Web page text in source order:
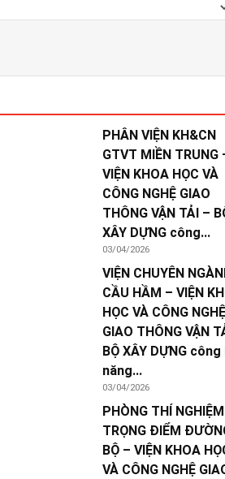
PHÂN VIỆN KH&CN
GTVT MIỀN TRUNG
VIỆN KHOA HỌC VÀ
CÔNG NGHỆ GIAO
THÔNG VẬN TẢI –
XÂY DỰNG công...
03/04/2026
VIỆN CHUYÊN
CẦU HẦM – VIỆN
HỌC VÀ CÔNG NGHỆ
GIAO THÔNG VẬN
BỘ XÂY DỰNG công
năng...
03/04/2026
PHÒNG THÍ NGHIỆM
TRỌNG ĐIỂM
BỘ – VIỆN KHOA
VÀ CÔNG NGHỆ